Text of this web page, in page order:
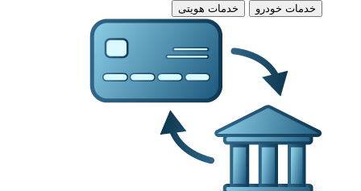
خدمات خودرو
خدمات هویتی